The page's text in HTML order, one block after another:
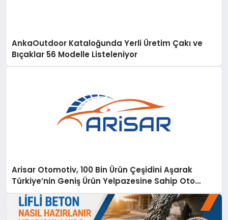
AnkaOutdoor Kataloğunda Yerli Üretim Çakı ve
Bıçaklar 56 Modelle Listeleniyor
Arisar Otomotiv, 100 Bin Ürün Çeşidini Aşarak
Türkiye’nin Geniş Ürün Yelpazesine Sahip Oto
Yedek Parça Platformlarından Biri Oldu